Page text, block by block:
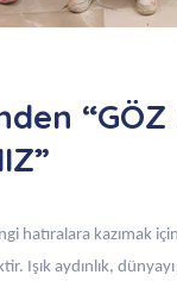
“GÖZ
hatıralara kazımak
Işık aydınlık,